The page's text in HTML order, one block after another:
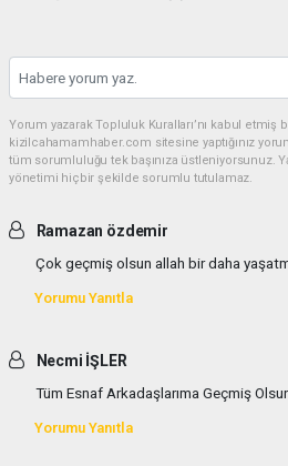
Yorum yazarak Topluluk Kuralları’nı kabul etmiş
kizilcahamamhaber.com sitesine yaptığınız
tüm sorumluluğu tek başınıza üstleniyorsunuz.
yönetimi hiçbir şekilde sorumlu tutulamaz.
Ramazan özdemir
Çok geçmiş olsun allah bir daha
Yorumu Yanıtla
Necmi İŞLER
Tüm Esnaf Arkadaşlarıma Geçmiş
Yorumu Yanıtla